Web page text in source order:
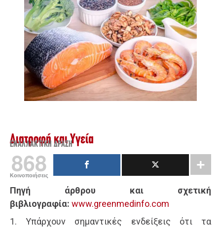
Διατροφή και Υγεία
ΕΝΑΛΛΑΚΤΙΚΉ ΔΡΆΣΗ
868
Κοινοποιήσεις
Πηγή άρθρου και σχετική
βιβλιογραφία: www.greenmedinfo.com
1. Υπάρχουν σημαντικές ενδείξεις ότι τα